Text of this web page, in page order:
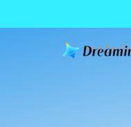
Ana Sayfa